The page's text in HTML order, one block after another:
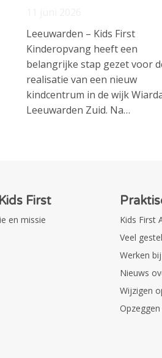
Leeuwarden – Kids First
Kinderopvang heeft een
belangrijke stap gezet voor
realisatie van een nieuw
kindcentrum in de wijk
Leeuwarden Zuid. Na…
First
en missie
Kids First
Veel
Werken
Nieuws
Wijzigen